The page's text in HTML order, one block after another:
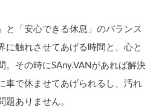
と「安心できる休息」のバランス
に触れさせてあげる時間と、心と
。その時にSAny.VANがあれば解決
車で休ませてあげられるし、汚れ
題ありません。